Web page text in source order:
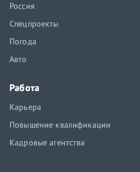
Россия
Спецпроекты
Погода
Авто
Работа
Карьера
Повышение квалификации
Кадровые агентства